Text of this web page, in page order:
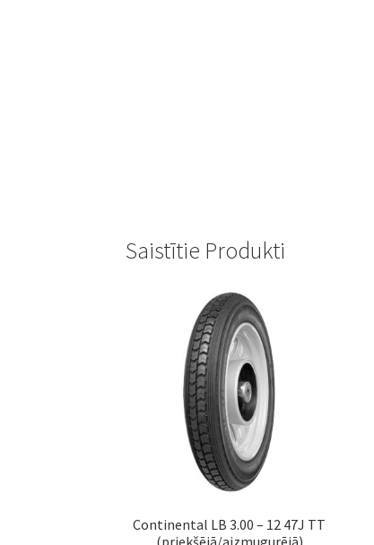
Saistītie Produkti
Continental LB 3.00 – 12 47J TT
(priekšējā/aizmugurējā)